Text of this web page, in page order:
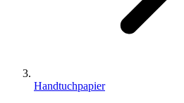
Handtuchpapier